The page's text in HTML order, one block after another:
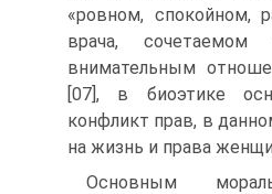
«ровном, спокойном,
врача,
внимательным
[07], в биоэтике
конфликт прав, в
на жизнь и права
Основным